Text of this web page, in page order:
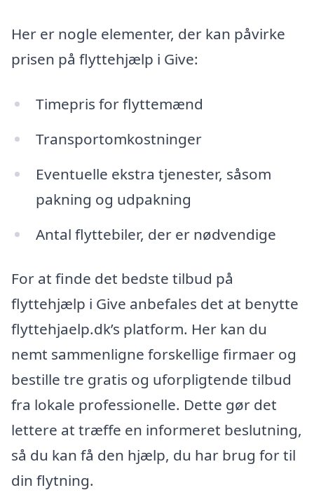
Her er nogle elementer, der kan påvirke
prisen på flyttehjælp i Give:
Timepris for flyttemænd
Transportomkostninger
Eventuelle ekstra tjenester, såsom
pakning og udpakning
Antal flyttebiler, der er nødvendige
For at finde det bedste tilbud på
flyttehjælp i Give anbefales det at benytte
flyttehjaelp.dk’s platform. Her kan du
nemt sammenligne forskellige firmaer og
bestille tre gratis og uforpligtende tilbud
fra lokale professionelle. Dette gør det
lettere at træffe en informeret beslutning,
så du kan få den hjælp, du har brug for til
din flytning.